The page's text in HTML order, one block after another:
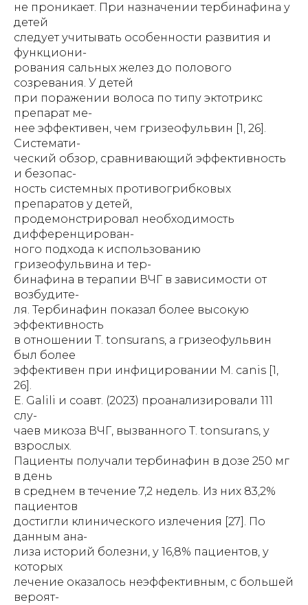
не проникает. При назначении тербинафина у
детей
следует учитывать особенности развития и
функциони-
рования сальных желез до полового
созревания. У детей
при поражении волоса по типу эктотрикс
препарат ме-
нее эффективен, чем гризеофульвин [1, 26].
Системати-
ческий обзор, сравнивающий эффективность
и безопас-
ность системных противогрибковых
препаратов у детей,
продемонстрировал необходимость
дифференцирован-
ного подхода к использованию
гризеофульвина и тер-
бинафина в терапии ВЧГ в зависимости от
возбудите-
ля. Тербинафин показал более высокую
эффективность
в отношении T. tonsurans, а гризеофульвин
был более
эффективен при инфицировании M. canis [1,
26].
E. Galili и соавт. (2023) проанализировали 111
слу-
чаев микоза ВЧГ, вызванного T. tonsurans, у
взрослых.
Пациенты получали тербинафин в дозе 250 мг
в день
в среднем в течение 7,2 недель. Из них 83,2%
пациентов
достигли клинического излечения [27]. По
данным ана-
лиза историй болезни, у 16,8% пациентов, у
которых
лечение оказалось неэффективным, с большей
вероят-